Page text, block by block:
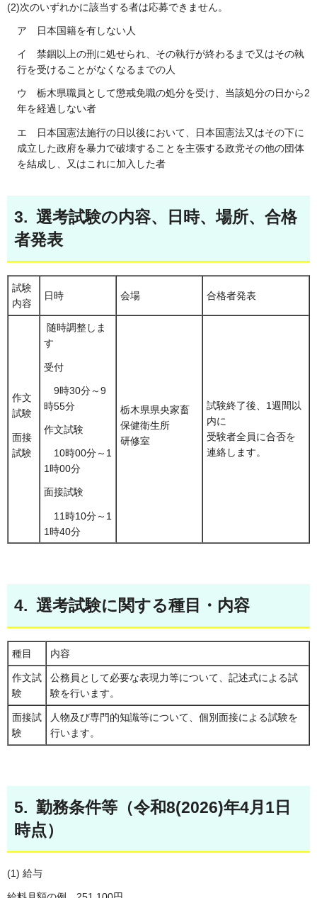
(2)次のいずれかに該当する者は応募できません。
ア 日本国籍を有しない人
イ 禁錮以上の刑に処せられ、その執行が終わるまで又はその執
行を受けることがなくなるまでの人
ウ 栃木県職員として懲戒免職の処分を受け、当該処分の日から2
年を経過しない者
エ 日本国憲法施行の日以後において、日本国憲法又はその下に
成立した政府を暴力で破壊することを主張する政党その他の団体
を結成し、又はこれに加入した者
3. 選考試験の内容、日時、場所、合格
者発表
試験
内容
日時 会場 合格者発表
作文
試験
面接
試験
随時調整しま
す
受付
9時30分～9
時55分
作文試験
10時00分～1
1時00分
面接試験
11時10分～1
1時40分
栃木県県央家畜
保健衛生所
研修室
試験終了後、1週間以
内に
受験者全員に合否を
連絡します。
4. 選考試験に関する種目・内容
種目 内容
作文試
験
公務員として必要な表現力等について、記述式による試
験を行います。
面接試
験
人物及び専門的知識等について、個別面接による試験を
行います。
5. 勤務条件等（令和8(2026)年4月1日
時点）
(1) 給与